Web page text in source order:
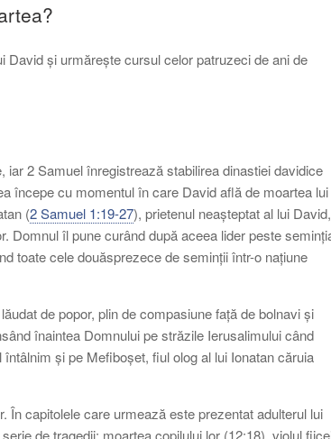
David și urmărește cursul celor patruzeci de ani de
2 Samuel înregistrează stabilirea dinastiei davidice
începe cu momentul în care David află de moartea lui
(2 Samuel 1:19-27), prietenul neașteptat al lui David,
Domnul îl pune curând după aceea lider peste
toate cele douăsprezece de seminții într-o națiune
de popor, plin de compasiune față de bolnavi și
înaintea Domnului pe străzile Ierusalimului când
și pe Mefiboșet, fiul olog al lui Ionatan căruia
În capitolele care urmează este prezentat adulterul lui
de tragedii: moartea copilului lor (12:18), violul